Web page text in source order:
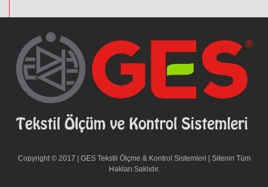
Copyright © 2017 | GES Tekstil Ölçme & Kontrol Sistemleri | Sitenin Tüm
Hakları Saklıdır.